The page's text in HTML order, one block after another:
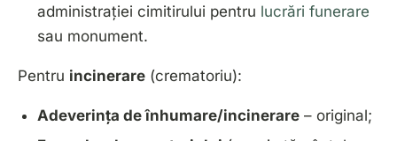
administrației cimitirului pentru lucrări funerare
sau monument.
Pentru incinerare (crematoriu):
Adeverința de înhumare/incinerare – original;